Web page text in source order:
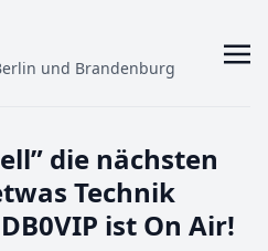
und Brandenburg
die nächsten
Technik
ist On Air!